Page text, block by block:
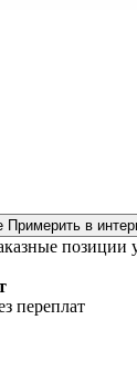
Примерить в
позиции
переплат